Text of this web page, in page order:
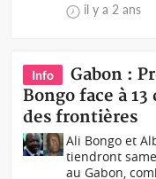
il y a 2 ans
Info
Gabon :
Bongo face à
des frontières
Ali Bongo et
tiendront
au Gabon,